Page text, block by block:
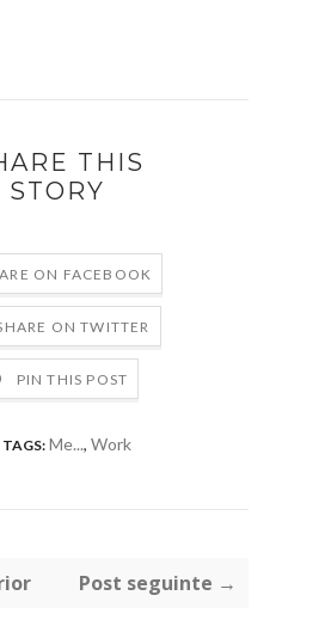
THIS
STORY
ON FACEBOOK
ON TWITTER
PIN THIS POST
TAGS: Me..., Work
Post seguinte →